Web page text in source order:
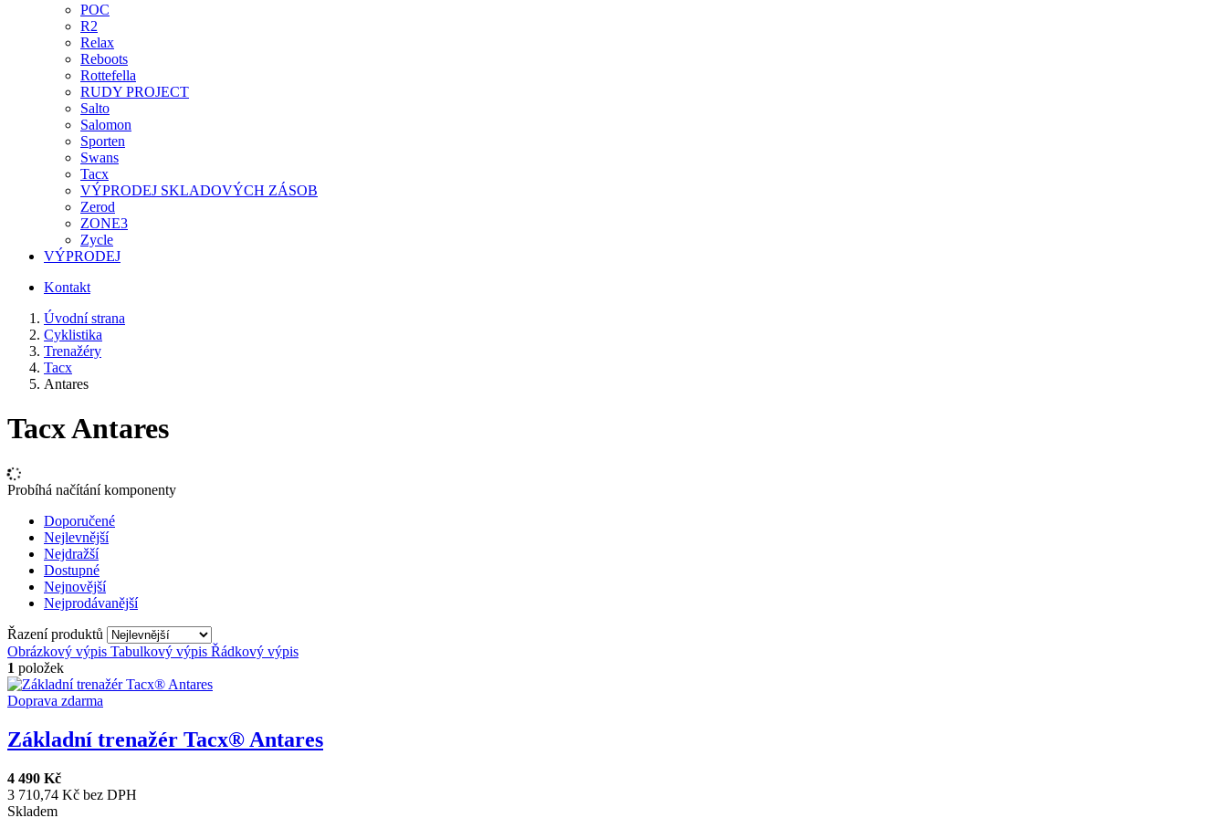
POC
R2
Relax
Reboots
Rottefella
RUDY PROJECT
Salto
Salomon
Sporten
Swans
Tacx
VÝPRODEJ SKLADOVÝCH ZÁSOB
Zerod
ZONE3
Zycle
VÝPRODEJ
Kontakt
Úvodní strana
Cyklistika
Trenažéry
Tacx
Antares
Tacx Antares
Probíhá načítání komponenty
Doporučené
Nejlevnější
Nejdražší
Dostupné
Nejnovější
Nejprodávanější
Řazení produktů
Obrázkový výpis Tabulkový výpis Řádkový výpis
1 položek
Doprava zdarma
Základní trenažér Tacx® Antares
4 490 Kč
3 710,74 Kč bez DPH
Skladem